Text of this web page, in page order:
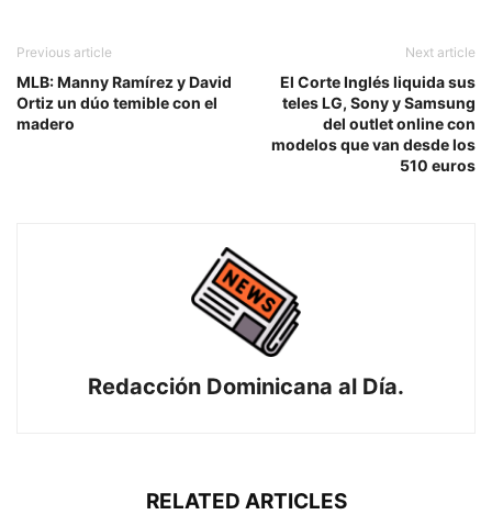
Previous article
MLB: Manny Ramírez y David
Ortiz un dúo temible con el
madero
Next article
El Corte Inglés liquida sus
teles LG, Sony y Samsung
del outlet online con
modelos que van desde los
510 euros
Redacción Dominicana al Día.
RELATED ARTICLES